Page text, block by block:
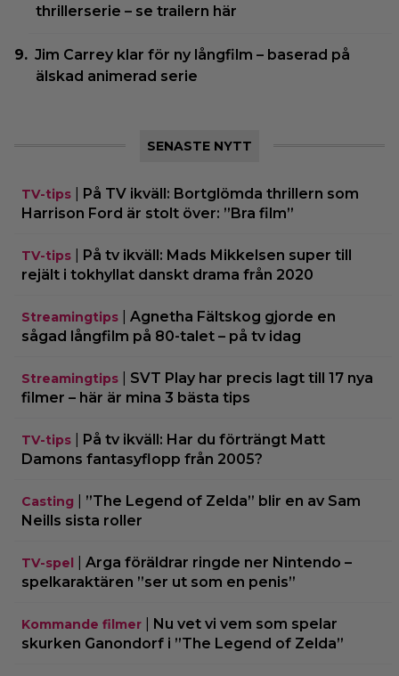
thrillerserie – se trailern här
Jim Carrey klar för ny långfilm – baserad på
älskad animerad serie
SENASTE NYTT
TV-tips
På TV ikväll: Bortglömda thrillern som
Harrison Ford är stolt över: ”Bra film”
TV-tips
På tv ikväll: Mads Mikkelsen super till
rejält i tokhyllat danskt drama från 2020
Streamingtips
Agnetha Fältskog gjorde en
sågad långfilm på 80-talet – på tv idag
Streamingtips
SVT Play har precis lagt till 17 nya
filmer – här är mina 3 bästa tips
TV-tips
På tv ikväll: Har du förträngt Matt
Damons fantasyflopp från 2005?
Casting
”The Legend of Zelda” blir en av Sam
Neills sista roller
TV-spel
Arga föräldrar ringde ner Nintendo –
spelkaraktären ”ser ut som en penis”
Kommande filmer
Nu vet vi vem som spelar
skurken Ganondorf i ”The Legend of Zelda”